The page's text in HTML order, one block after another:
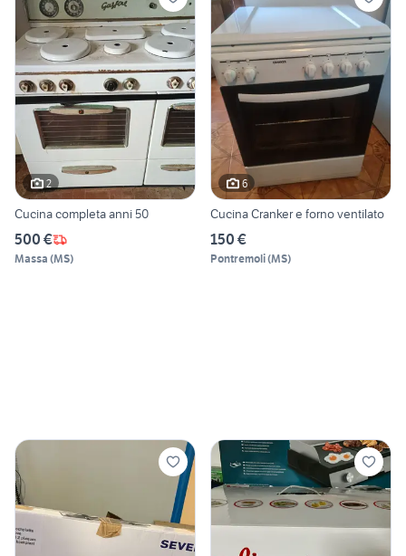
2
Cucina completa anni 50
500 €
Massa (MS)
6
Cucina Cranker e forno ventilato
150 €
Pontremoli(MS)